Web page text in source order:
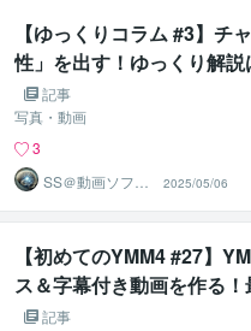
【ゆっくりコラム #3】チ
性」を出す！ゆっくり解説
前」。どうすれば自分らし
きますか？動画を作りなが
工夫、注意点を紹介します！
記事
写真・動画
3
SS＠動画ソフト
ウェアエンジニ
ア
2025/05/06
【初めてのYMM4 #27】
ス＆字幕付き動画を作る
enLabs連携」で初心者で
記事